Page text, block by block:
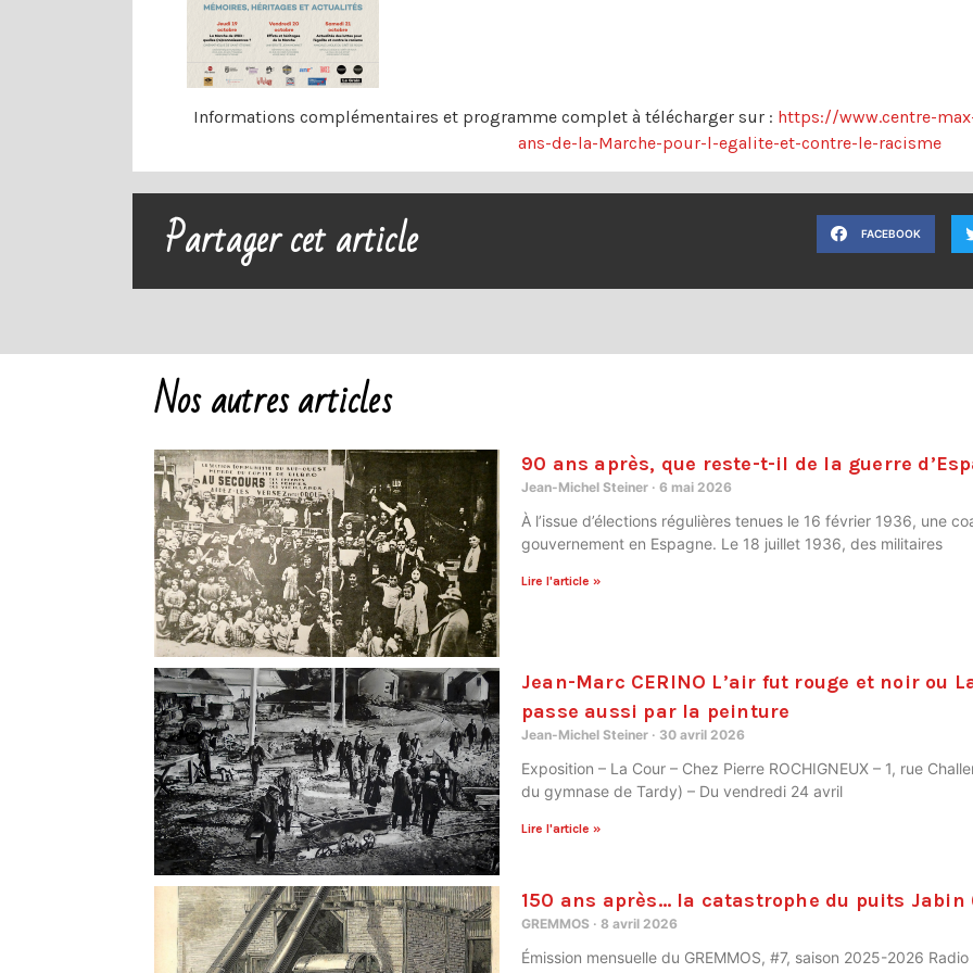
Informations complémentaires et programme complet à télécharger sur : https://www.centre-
ans-de-la-Marche-pour-l-egalite-et-contre-le-racisme
Partager cet article FACEBOOK
Nos autres articles
90 ans après, que reste-t-il de la guerre
Jean-Michel Steiner 6 mai 2026
À l’issue d’élections régulières tenues le 16 février 1936, une
gouvernement en Espagne. Le 18 juillet 1936, des militaires
Lire l'article »
Jean-Marc CERINO L’air fut rouge et noir ou
passe aussi par la peinture
Jean-Michel Steiner 30 avril 2026
Exposition – La Cour – Chez Pierre ROCHIGNEUX – 1, rue
du gymnase de Tardy) – Du vendredi 24 avril
Lire l'article »
150 ans après… la catastrophe du puits
GREMMOS 8 avril 2026
Émission mensuelle du GREMMOS, #7, saison 2025-2026